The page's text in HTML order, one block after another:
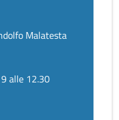
Malatesta
alle 12.30